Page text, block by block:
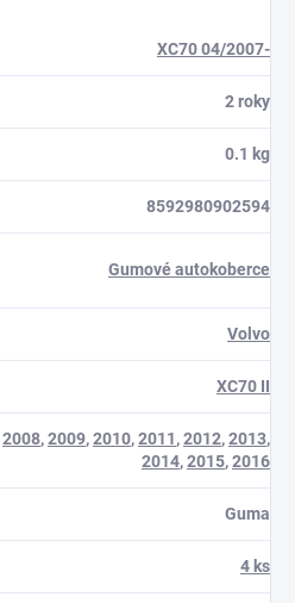
XC70 04/2007-
2 roky
0.1 kg
8592980902594
Gumové autokoberce
Volvo
XC70 II
2008,2009,2010,2011,2012,2013,
2014,2015,2016
Guma
4 ks